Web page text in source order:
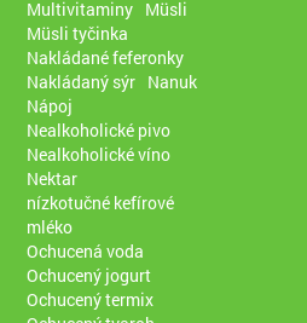
Multivitaminy Müsli
Müsli tyčinka
Nakládané feferonky
Nakládaný sýr Nanuk
Nápoj
Nealkoholické pivo
Nealkoholické víno
Nektar
nízkotučné kefírové
mléko
Ochucená voda
Ochucený jogurt
Ochucený termix